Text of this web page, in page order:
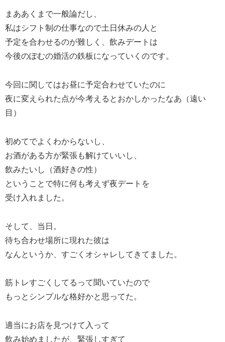
まああくまで一般論だし、
私はシフト制の仕事なので土日休みの人と
予定を合わせるのが難しく、飲みデートは
今後のぽむの婚活の鉄板になっていくのです。
今回に関してはお昼に予定合わせていたのに
夜に変えられた点が今考えるとおかしかったなあ（遠い
目）
初めてでよくわからないし、
お酒がある方が緊張も解けていいし、
飲みたいし（酒好きの性）
ということで特に何も考えず夜デートを
受け入れました。
そして、当日。
待ち合わせ場所に現れた彼は
なんというか、すごくオシャレしてきてました。
筋トレすごくしてるって聞いていたので
もっとシンプルな格好かと思ってた。
適当にお店を見つけて入って
飲み始めましたが、緊張しすぎて